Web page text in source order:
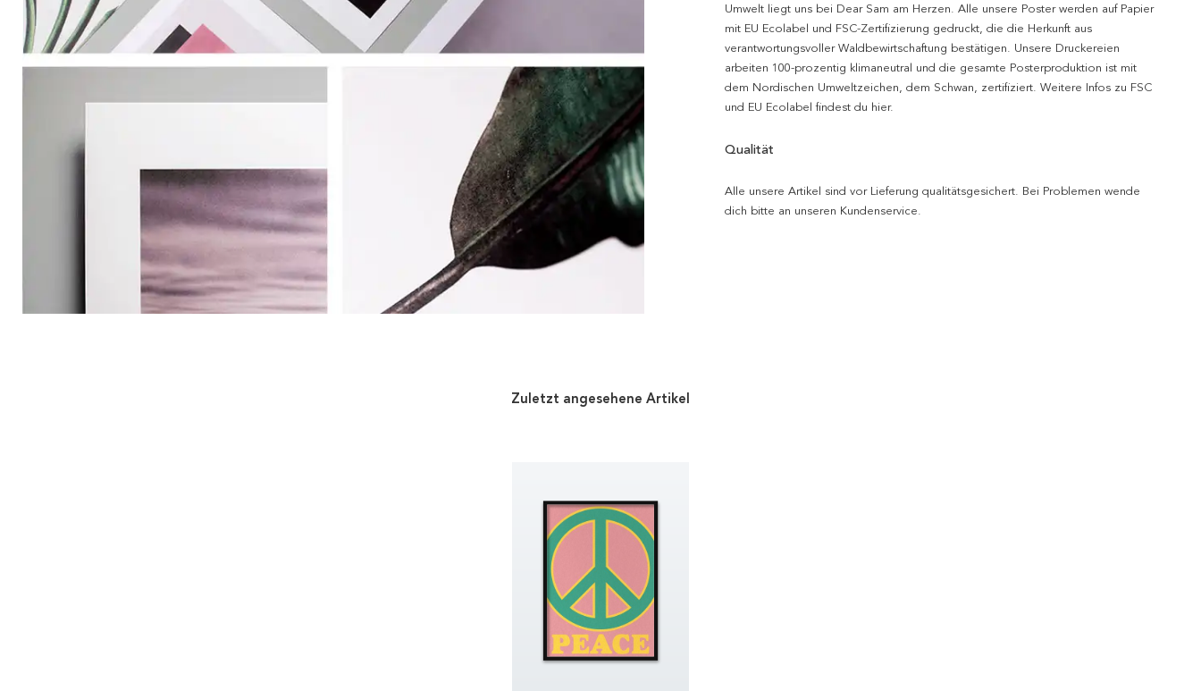
Umwelt liegt uns bei Dear Sam am Herzen. Alle unsere Poster werden auf Papier
mit EU Ecolabel und FSC-Zertifizierung gedruckt, die die Herkunft aus
verantwortungsvoller Waldbewirtschaftung bestätigen. Unsere Druckereien
arbeiten 100-prozentig klimaneutral und die gesamte Posterproduktion ist mit
dem Nordischen Umweltzeichen, dem Schwan, zertifiziert. Weitere Infos zu FSC
und EU Ecolabel findest du hier.
Qualität
Alle unsere Artikel sind vor Lieferung qualitätsgesichert. Bei Problemen wende
dich bitte an unseren Kundenservice.
Zuletzt angesehene Artikel